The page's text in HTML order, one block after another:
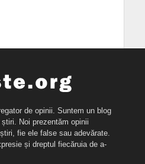
de opinii. Suntem un blog
Noi prezentăm opinii
fie ele false sau adevărate.
și dreptul fiecăruia de a-